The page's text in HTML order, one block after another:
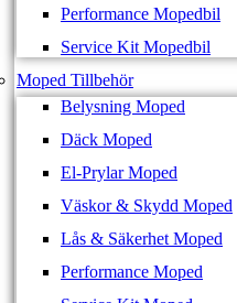
Performance Mopedbil
Service Kit Mopedbil
Moped Tillbehör
Belysning Moped
Däck Moped
El-Prylar Moped
Väskor & Skydd Moped
Lås & Säkerhet Moped
Performance Moped